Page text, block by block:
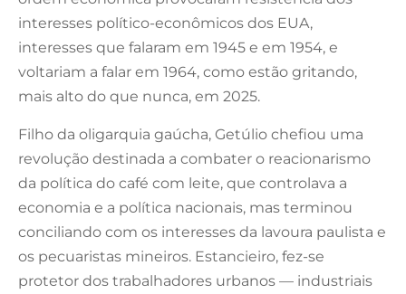
interesses político-econômicos dos EUA,
interesses que falaram em 1945 e em 1954, e
voltariam a falar em 1964, como estão gritando,
mais alto do que nunca, em 2025.
Filho da oligarquia gaúcha, Getúlio chefiou uma
revolução destinada a combater o reacionarismo
da política do café com leite, que controlava a
economia e a política nacionais, mas terminou
conciliando com os interesses da lavoura paulista e
os pecuaristas mineiros. Estancieiro, fez-se
protetor dos trabalhadores urbanos — industriais